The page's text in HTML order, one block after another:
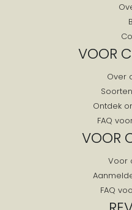
VOOR
Over
Ontdek
FAQ
VOOR
Voor
FAQ